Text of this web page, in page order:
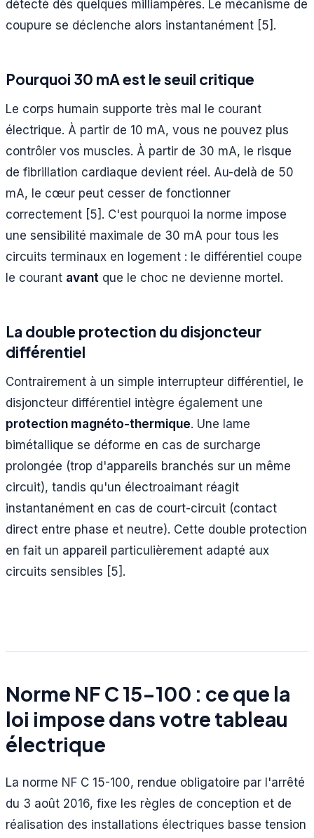
détecté dès quelques milliampères. Le mécanisme de
coupure se déclenche alors instantanément [5].
Pourquoi 30 mA est le seuil critique
Le corps humain supporte très mal le courant
électrique. À partir de 10 mA, vous ne pouvez plus
contrôler vos muscles. À partir de 30 mA, le risque
de fibrillation cardiaque devient réel. Au-delà de 50
mA, le cœur peut cesser de fonctionner
correctement [5]. C'est pourquoi la norme impose
une sensibilité maximale de 30 mA pour tous les
circuits terminaux en logement : le différentiel coupe
le courant avant que le choc ne devienne mortel.
La double protection du disjoncteur
différentiel
Contrairement à un simple interrupteur différentiel, le
disjoncteur différentiel intègre également une
protection magnéto-thermique. Une lame
bimétallique se déforme en cas de surcharge
prolongée (trop d'appareils branchés sur un même
circuit), tandis qu'un électroaimant réagit
instantanément en cas de court-circuit (contact
direct entre phase et neutre). Cette double protection
en fait un appareil particulièrement adapté aux
circuits sensibles [5].
Norme NF C 15-100 : ce que la
loi impose dans votre tableau
électrique
La norme NF C 15-100, rendue obligatoire par l'arrêté
du 3 août 2016, fixe les règles de conception et de
réalisation des installations électriques basse tension